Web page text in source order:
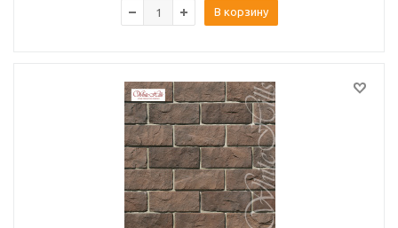
В корзину